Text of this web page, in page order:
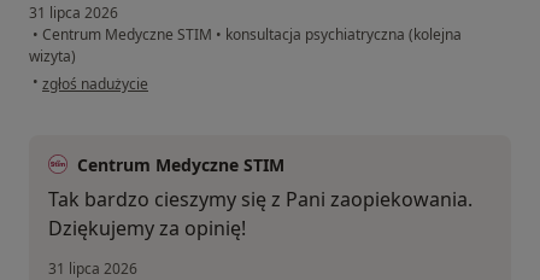
31 lipca 2026
• Centrum Medyczne STIM • konsultacja psychiatryczna (kolejna
wizyta)
• w opinii użytkownika Joanna
zgłoś nadużycie
Centrum Medyczne STIM
Tak bardzo cieszymy się z Pani zaopiekowania.
Dziękujemy za opinię!
31 lipca 2026